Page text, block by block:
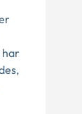
har